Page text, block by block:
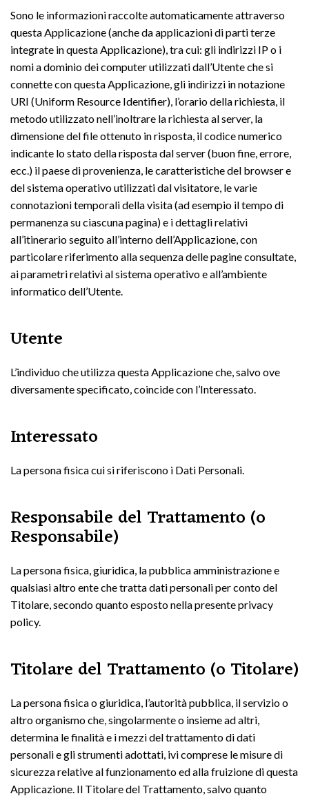
Sono le informazioni raccolte automaticamente attraverso
questa Applicazione (anche da applicazioni di parti terze
integrate in questa Applicazione), tra cui: gli indirizzi IP o i
nomi a dominio dei computer utilizzati dall’Utente che si
connette con questa Applicazione, gli indirizzi in notazione
URI (Uniform Resource Identifier), l’orario della richiesta, il
metodo utilizzato nell’inoltrare la richiesta al server, la
dimensione del file ottenuto in risposta, il codice numerico
indicante lo stato della risposta dal server (buon fine, errore,
ecc.) il paese di provenienza, le caratteristiche del browser e
del sistema operativo utilizzati dal visitatore, le varie
connotazioni temporali della visita (ad esempio il tempo di
permanenza su ciascuna pagina) e i dettagli relativi
all’itinerario seguito all’interno dell’Applicazione, con
particolare riferimento alla sequenza delle pagine consultate,
ai parametri relativi al sistema operativo e all’ambiente
informatico dell’Utente.
Utente
L’individuo che utilizza questa Applicazione che, salvo ove
diversamente specificato, coincide con l’Interessato.
Interessato
La persona fisica cui si riferiscono i Dati Personali.
Responsabile del Trattamento (o
Responsabile)
La persona fisica, giuridica, la pubblica amministrazione e
qualsiasi altro ente che tratta dati personali per conto del
Titolare, secondo quanto esposto nella presente privacy
policy.
Titolare del Trattamento (o Titolare)
La persona fisica o giuridica, l’autorità pubblica, il servizio o
altro organismo che, singolarmente o insieme ad altri,
determina le finalità e i mezzi del trattamento di dati
personali e gli strumenti adottati, ivi comprese le misure di
sicurezza relative al funzionamento ed alla fruizione di questa
Applicazione. Il Titolare del Trattamento, salvo quanto